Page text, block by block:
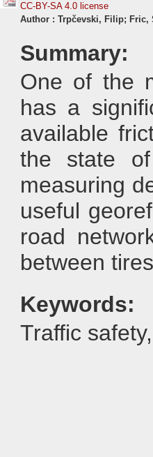
CC-BY-SA 4.0 license
Author : Trpčevski, Filip; Fric,
Summary:
One of the
has a
available
the state
measuring
useful
road
between
Keywords:
Traffic